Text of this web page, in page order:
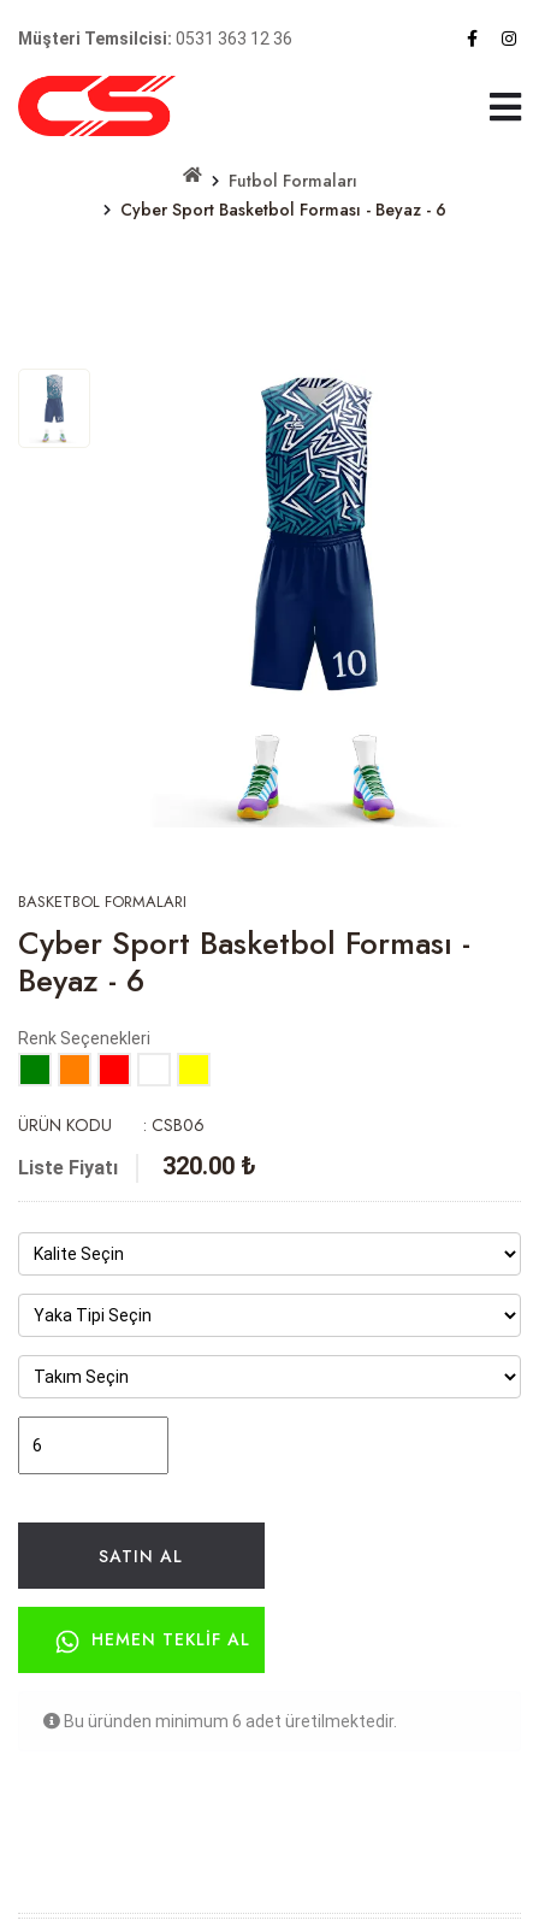
Müşteri Temsilcisi: 0531 363 12 36
Futbol Formaları
Cyber Sport Basketbol Forması - Beyaz - 6
BASKETBOL FORMALARI
Cyber Sport Basketbol Forması -
Beyaz - 6
Renk Seçenekleri
ÜRÜN KODU : CSB06
Liste Fiyatı 320.00 ₺
SATIN AL
HEMEN TEKLIF AL
Bu üründen minimum 6 adet üretilmektedir.